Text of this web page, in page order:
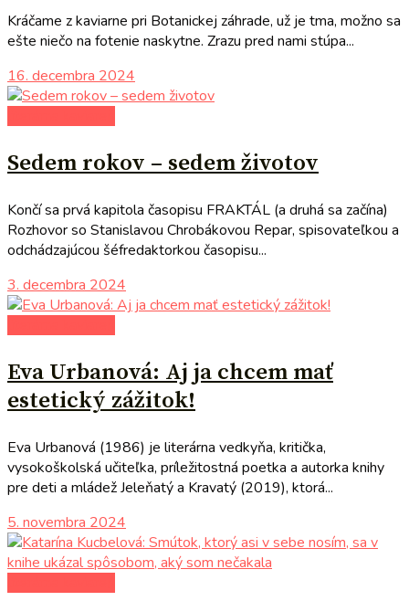
Kráčame z kaviarne pri Botanickej záhrade, už je tma, možno sa
ešte niečo na fotenie naskytne. Zrazu pred nami stúpa...
16. decembra 2024
Sedem rokov – sedem životov
Končí sa prvá kapitola časopisu FRAKTÁL (a druhá sa začína)
Rozhovor so Stanislavou Chrobákovou Repar, spisovateľkou a
odchádzajúcou šéfredaktorkou časopisu...
3. decembra 2024
Eva Urbanová: Aj ja chcem mať
estetický zážitok!
Eva Urbanová (1986) je literárna vedkyňa, kritička,
vysokoškolská učiteľka, príležitostná poetka a autorka knihy
pre deti a mládež Jeleňatý a Kravatý (2019), ktorá...
5. novembra 2024